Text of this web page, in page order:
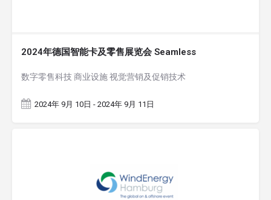
2024年德国智能卡及零售展览会 Seamless
数字零售科技 商业设施 视觉营销及促销技术
2024年 9月 10日 - 2024年 9月 11日